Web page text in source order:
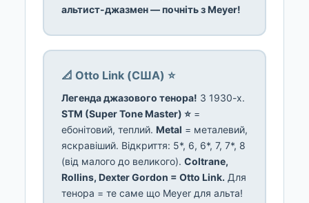
альтист-джазмен — почніть з Meyer!
📐 Otto Link (США) ⭐
Легенда джазового тенора! З 1930-х.
STM (Super Tone Master) ⭐ =
ебонітовий, теплий. Metal = металевий,
яскравіший. Відкриття: 5*, 6, 6*, 7, 7*, 8
(від малого до великого). Coltrane,
Rollins, Dexter Gordon = Otto Link. Для
тенора = те саме що Meyer для альта!